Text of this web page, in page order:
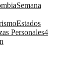
Semana
Estados
Personales4